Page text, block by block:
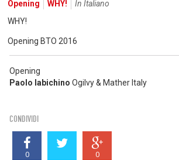
Opening WHY!
In Italiano
WHY!
Opening BTO 2016
Opening
Paolo Iabichino Ogilvy & Mather Italy
CONDIVIDI
0 0